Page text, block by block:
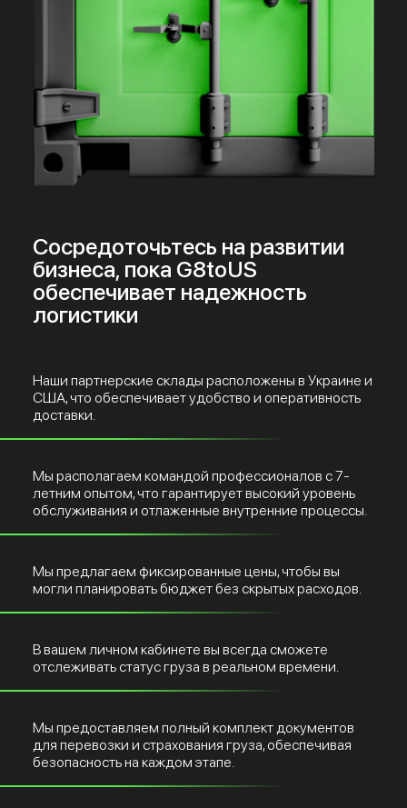
Сосредоточьтесь на развитии
бизнеса, пока G8toUS
обеспечивает надежность
логистики
Наши партнерские склады расположены в Украине и
США, что обеспечивает удобство и оперативность
доставки.
Мы располагаем командой профессионалов с 7-
летним опытом, что гарантирует высокий уровень
обслуживания и отлаженные внутренние процессы.
Мы предлагаем фиксированные цены, чтобы вы
могли планировать бюджет без скрытых расходов.
В вашем личном кабинете вы всегда сможете
отслеживать статус груза в реальном времени.
Мы предоставляем полный комплект документов
для перевозки и страхования груза, обеспечивая
безопасность на каждом этапе.